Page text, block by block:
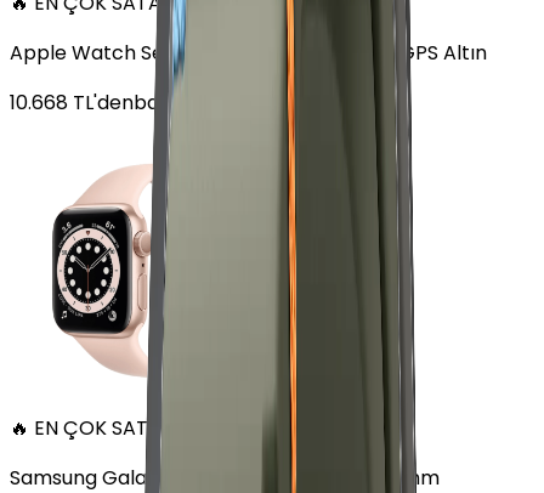
Apple Watch Series 6 Alüminyum 40mm GPS Altın
10.668 TL'denbaşlayan fiyatlar
🔥 EN ÇOK SATAN
Samsung Galaxy Watch 7 Alüminyum 44 mm